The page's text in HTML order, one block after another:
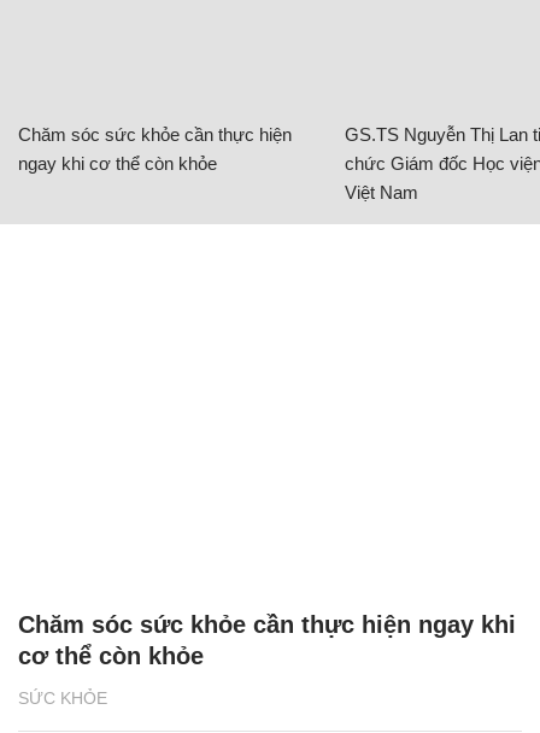
Chăm sóc sức khỏe cần thực hiện
ngay khi cơ thể còn khỏe
GS.TS Nguyễn Thị Lan
chức Giám đốc Học
Việt Nam
SỨC KHỎE
Chăm sóc sức khỏe cần thực hiện ngay khi
cơ thể còn khỏe